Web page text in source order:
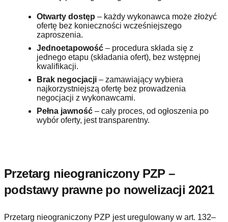
Otwarty dostęp – każdy wykonawca może złożyć
ofertę bez konieczności wcześniejszego
zaproszenia.
Jednoetapowość – procedura składa się z
jednego etapu (składania ofert), bez wstępnej
kwalifikacji.
Brak negocjacji – zamawiający wybiera
najkorzystniejszą ofertę bez prowadzenia
negocjacji z wykonawcami.
Pełna jawność – cały proces, od ogłoszenia po
wybór oferty, jest transparentny.
Przetarg nieograniczony PZP –
podstawy prawne po nowelizacji 2021
Przetarg nieograniczony PZP jest uregulowany w art. 132–